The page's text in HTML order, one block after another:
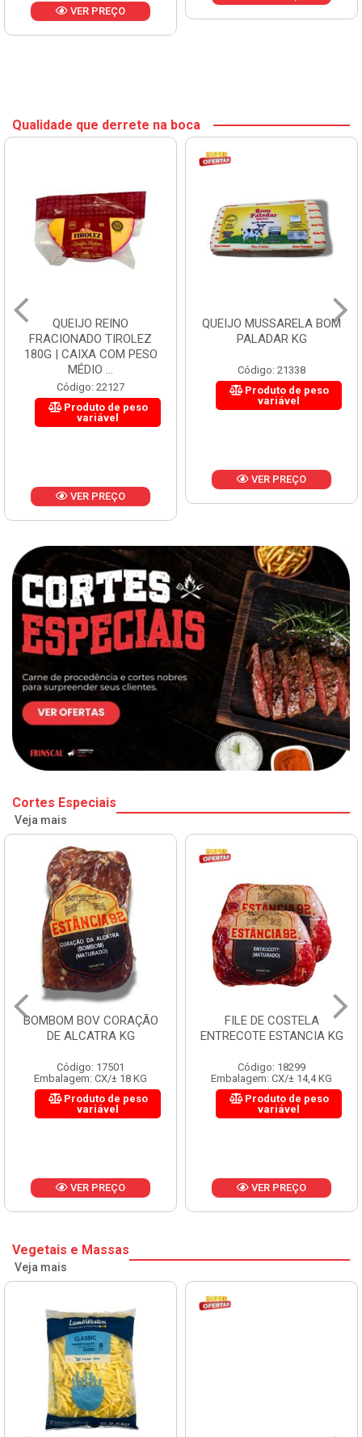
Qualidade que derrete na boca
QUEIJO REINO
FRACIONADO TIROLEZ
180G | CAIXA COM PESO
MÉDIO ...
Código: 22127
Produto de peso
variável
VER PREÇO
QUEIJO MUSSARELA BOM
PALADAR KG
Código: 21338
Produto de peso
variável
VER PREÇO
Cortes Especiais
Veja mais
BOMBOM BOV CORAÇÃO
DE ALCATRA KG
Código: 17501
Embalagem: CX/± 18 KG
Produto de peso
variável
VER PREÇO
FILE DE COSTELA
ENTRECOTE ESTANCIA KG
Código: 18299
Embalagem: CX/± 14,4 KG
Produto de peso
variável
VER PREÇO
Vegetais e Massas
Veja mais